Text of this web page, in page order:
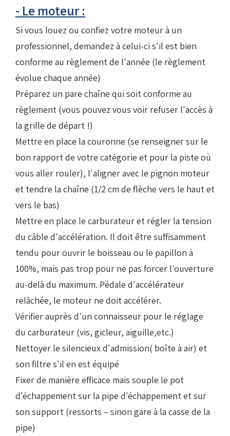
- Le moteur :
Si vous louez ou confiez votre moteur à un
professionnel, demandez à celui-ci s'il est bien
conforme au règlement de l'année (le règlement
évolue chaque année)
Préparez un pare chaîne qui soit conforme au
règlement (vous pouvez vous voir refuser l'accès à
la grille de départ !)
Mettre en place la couronne (se renseigner sur le
bon rapport de votre catégorie et pour la piste où
vous aller rouler), l'aligner avec le pignon moteur
et tendre la chaîne (1/2 cm de flèche vers le haut et
vers le bas)
Mettre en place le carburateur et régler la tension
du câble d'accélération. Il doit être suffisamment
tendu pour ouvrir le boisseau ou le papillon à
100%, mais pas trop pour ne pas forcer l'ouverture
au-delà du maximum. Pédale d'accélérateur
relâchée, le moteur ne doit accélérer.
Vérifier auprès d'un connaisseur pour le réglage
du carburateur (vis, gicleur, aiguille,etc.)
Nettoyer le silencieux d'admission( boîte à air) et
son filtre s'il en est équipé
Fixer de manière efficace mais souple le pot
d'échappement sur la pipe d'échappement et sur
son support (ressorts – sinon gare à la casse de la
pipe)